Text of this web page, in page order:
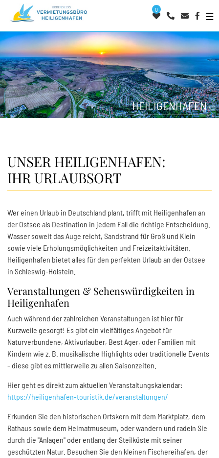
0
☰
HEILIGENHAFEN
UNSER HEILIGENHAFEN:
IHR URLAUBSORT
Wer einen Urlaub in Deutschland plant, trifft mit Heiligenhafen an
der Ostsee als Destination in jedem Fall die richtige Entscheidung.
Wasser soweit das Auge reicht, Sandstrand für Groß und Klein
sowie viele Erholungsmöglichkeiten und Freizeitaktivitäten.
Heiligenhafen bietet alles für den perfekten Urlaub an der Ostsee
in Schleswig-Holstein.
Veranstaltungen & Sehenswürdigkeiten in
Heiligenhafen
Auch während der zahlreichen Veranstaltungen ist hier für
Kurzweile gesorgt! Es gibt ein vielfältiges Angebot für
Naturverbundene, Aktivurlauber, Best Ager, oder Familien mit
Kindern wie z. B. musikalische Highlights oder traditionelle Events
- diese gibt es mittlerweile zu allen Saisonzeiten.
Hier geht es direkt zum aktuellen Veranstaltungskalendar:
https://heiligenhafen-touristik.de/veranstaltungen/
Erkunden Sie den historischen Ortskern mit dem Marktplatz, dem
Rathaus sowie dem Heimatmuseum, oder wandern und radeln Sie
durch die "Anlagen" oder entlang der Steilküste mit seiner
geschützten Natur. Besuchen Sie den kleinen Fischereihafen, der